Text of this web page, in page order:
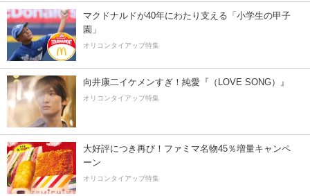
マクドナルドが40年にわたり支える「小学生の甲子
園」
オリコンタイアップ特集
向井康二イケメンすぎ！純愛『（LOVE SONG）』
オリコンタイアップ特集
大好評につき再び！ファミマ名物45％増量キャンペ
ーン
オリコンタイアップ特集